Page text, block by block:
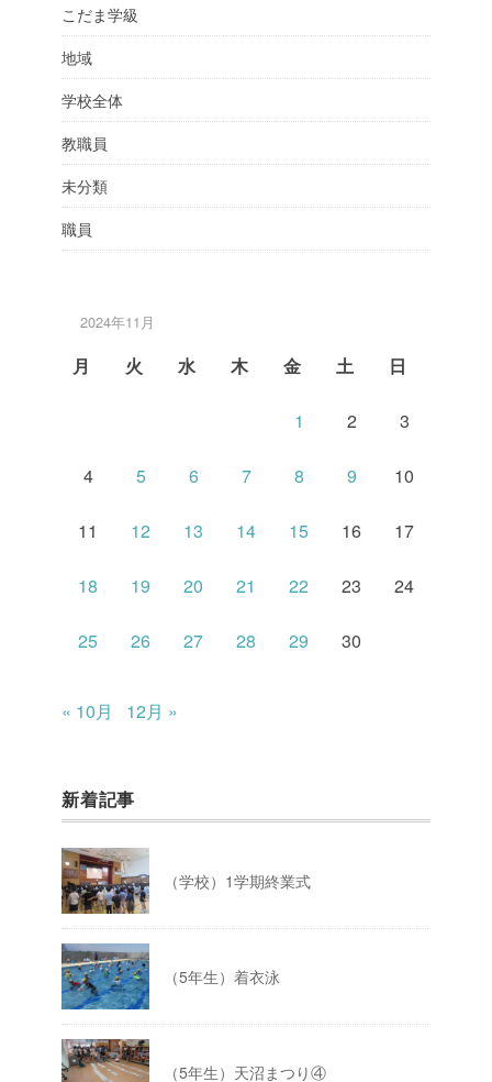
こだま学級
地域
学校全体
教職員
未分類
職員
2024年11月
月 火 水 木 金 土 日
1 2 3
4 5 6 7 8 9 10
11 12 13 14 15 16 17
18 19 20 21 22 23 24
25 26 27 28 29 30
« 10月 12月 »
新着記事
（学校）1学期終業式
（5年生）着衣泳
（5年生）天沼まつり④